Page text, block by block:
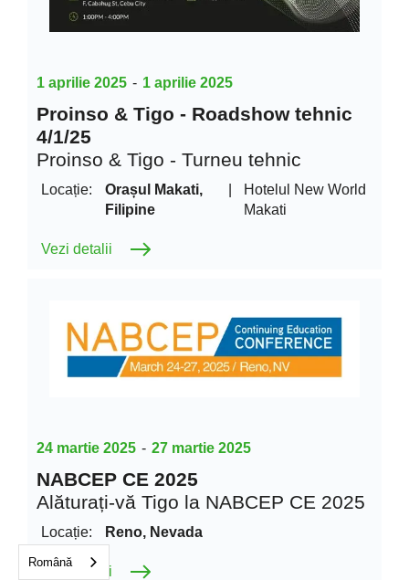
1 aprilie 2025 - 1 aprilie 2025
Proinso & Tigo - Roadshow tehnic
4/1/25
Proinso & Tigo - Turneu tehnic
Locație:
Orașul Makati,
Filipine
Hotelul New World
Makati
Vezi detalii
24 martie 2025 - 27 martie 2025
NABCEP CE 2025
Alăturați-vă Tigo la NABCEP CE 2025
Locație: Reno, Nevada
Vezi detalii
Română